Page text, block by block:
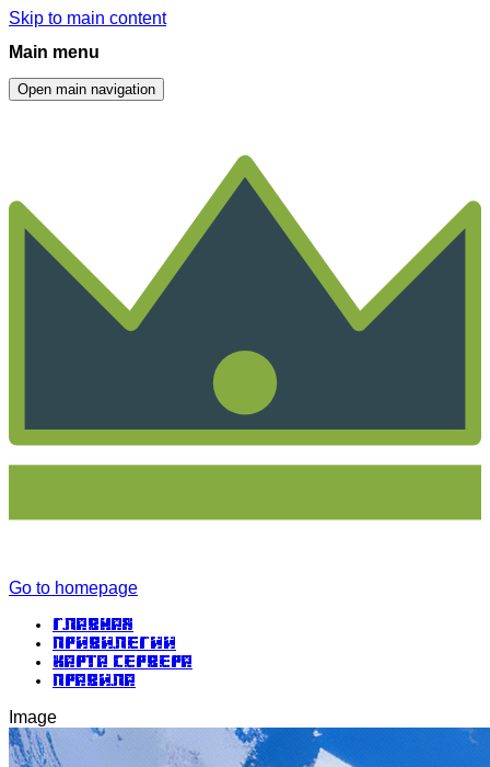
Skip to main content
Main menu
Open main navigation
Go to homepage
Главная
Привилегии
Карта сервера
Правила
Image